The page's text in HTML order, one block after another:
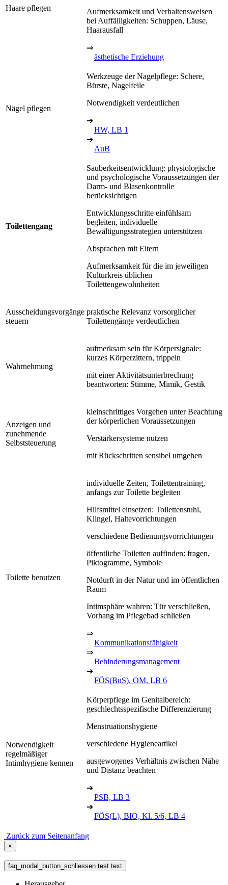
Haare pflegen
Aufmerksamkeit und Verhaltensweisen
bei Auffälligkeiten: Schuppen, Läuse,
Haarausfall
⇒
ästhetische Erziehung
Nägel pflegen
Werkzeuge der Nagelpflege: Schere,
Bürste, Nagelfeile
Notwendigkeit verdeutlichen
➔
HW, LB 1
➔
AuB
Toilettengang
Sauberkeitsentwicklung: physiologische
und psychologische Voraussetzungen der
Darm- und Blasenkontrolle
berücksichtigen
Entwicklungsschritte einfühlsam
begleiten, individuelle
Bewältigungsstrategien unterstützen
Absprachen mit Eltern
Aufmerksamkeit für die im jeweiligen
Kulturkreis üblichen
Toilettengewohnheiten
Ausscheidungsvorgänge
steuern
praktische Relevanz vorsorglicher
Toilettengänge verdeutlichen
Wahrnehmung
aufmerksam sein für Körpersignale:
kurzes Körperzittern, trippeln
mit einer Aktivitätsunterbrechung
beantworten: Stimme, Mimik, Gestik
Anzeigen und
zunehmende
Selbststeuerung
kleinschrittiges Vorgehen unter Beachtung
der körperlichen Voraussetzungen
Verstärkersysteme nutzen
mit Rückschritten sensibel umgehen
Toilette benutzen
individuelle Zeiten, Toilettentraining,
anfangs zur Toilette begleiten
Hilfsmittel einsetzen: Toilettenstuhl,
Klingel, Haltevorrichtungen
verschiedene Bedienungsvorrichtungen
öffentliche Toiletten auffinden: fragen,
Piktogramme, Symbole
Notdurft in der Natur und im öffentlichen
Raum
Intimsphäre wahren: Tür verschließen,
Vorhang im Pflegebad schließen
⇒
Kommunikationsfähigkeit
⇒
Behinderungsmanagement
➔
FÖS(BuS), OM, LB 6
Notwendigkeit
regelmäßiger
Intimhygiene kennen
Körperpflege im Genitalbereich:
geschlechtsspezifische Differenzierung
Menstruationshygiene
verschiedene Hygieneartikel
ausgewogenes Verhältnis zwischen Nähe
und Distanz beachten
➔
PSB, LB 3
➔
FÖS(L), BIO, Kl. 5/6, LB 4
Zurück zum Seitenanfang
×
faq_modal_button_schliessen test text